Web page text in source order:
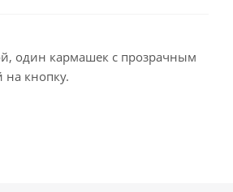
один кармашек с прозрачным
кнопку.